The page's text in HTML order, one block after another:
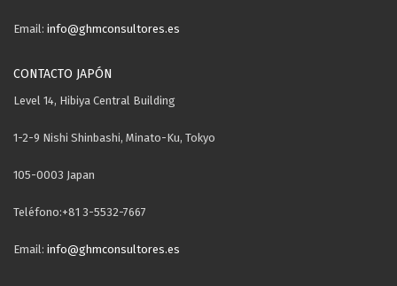
Email: info@ghmconsultores.es
CONTACTO JAPÓN
Level 14, Hibiya Central Building
1-2-9 Nishi Shinbashi, Minato-Ku, Tokyo
105-0003 Japan
Teléfono:+81 3-5532-7667
Email: info@ghmconsultores.es